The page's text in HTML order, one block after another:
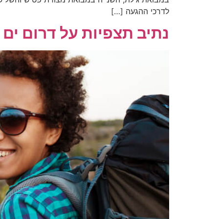
לדרכי ההגעה […]
נתיב תצפיות על דרום